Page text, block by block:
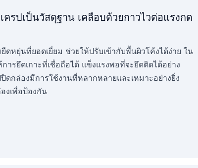
รปเป็นวัสดุฐาน เคลือบด้วยกาวไวต่อแรงกด
หยุ่นที่ยอดเยี่ยม ช่วยให้ปรับเข้ากับพื้นผิวโค้งได้ง่าย ใน
รยึดเกาะที่เชื่อถือได้ แข็งแรงพอที่จะยึดติดได้อย่าง
กล่องมีการใช้งานที่หลากหลายและเหมาะอย่างยิ่ง
งเพื่อป้องกัน